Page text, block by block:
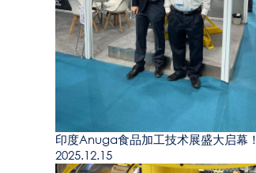
印度Anuga食品加工技术展盛大启幕！
2025.12.15